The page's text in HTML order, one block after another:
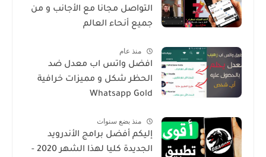
التواصل مجانا مع الأجانب و من
جميع أنحاء العالم
منذ عام
افضل واتس اب معدل ضد
الحظر شكل و مميزات خرافية
Whatsapp Gold
منذ بضع سنوات
إليكم أفضل برامج الأندرويد
الجديدة كليا لهذا الشهر 2020 -